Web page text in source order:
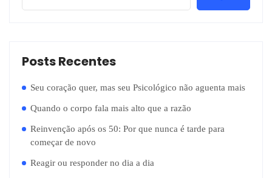
Posts Recentes
Seu coração quer, mas seu Psicológico não aguenta mais
Quando o corpo fala mais alto que a razão
Reinvenção após os 50: Por que nunca é tarde para
começar de novo
Reagir ou responder no dia a dia